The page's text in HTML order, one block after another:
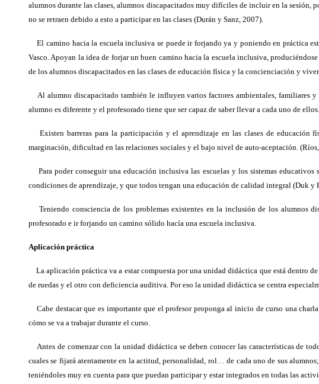
alumnos durante las clases, alumnos discapacitados muy difíciles de incluir en la sesión,
no se retraen debido a esto a participar en las clases (Durán y Sanz, 2007).
El camino hacia la escuela inclusiva se puede ir forjando ya y poniendo en práctica
Vasco. Apoyan la idea de forjar un buen camino hacia la escuela inclusiva,
de los alumnos discapacitados en las clases de educación física y la concienciación y
Al alumno discapacitado también le influyen varios factores ambientales, familiares y
alumno es diferente y el profesorado tiene que ser capaz de saber llevar a cada uno de
Existen barreras para la participación y el aprendizaje en las clases de educación
marginación, dificultad en las relaciones sociales y el bajo nivel de auto-aceptación.
Para poder conseguir una educación inclusiva las escuelas y los sistemas
condiciones de aprendizaje, y que todos tengan una educación de calidad integral (Duk y
Teniendo consciencia de los problemas existentes en la inclusión de los alumnos
profesorado e ir forjando un camino sólido hacía una escuela inclusiva.
Aplicación práctica
La aplicación práctica va a estar compuesta por una unidad didáctica que está dentro
de ruedas y el otro con deficiencia auditiva. Por eso la unidad didáctica se centra
Cabe destacar que es importante que el profesor proponga al inicio de curso una
cómo se va a trabajar durante el curso.
Antes de comenzar con la unidad didáctica se deben conocer las características de
cuales se fijará atentamente en la actitud, personalidad, rol… de cada uno de sus
teniéndoles muy en cuenta para que puedan participar y estar integrados en todas las